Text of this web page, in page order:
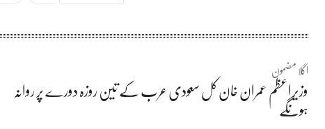
اگلا مضمون
وزیراعظم عمران خان کل سعودی عرب کے تین روزہ دورے پر روانہ
ہونگے